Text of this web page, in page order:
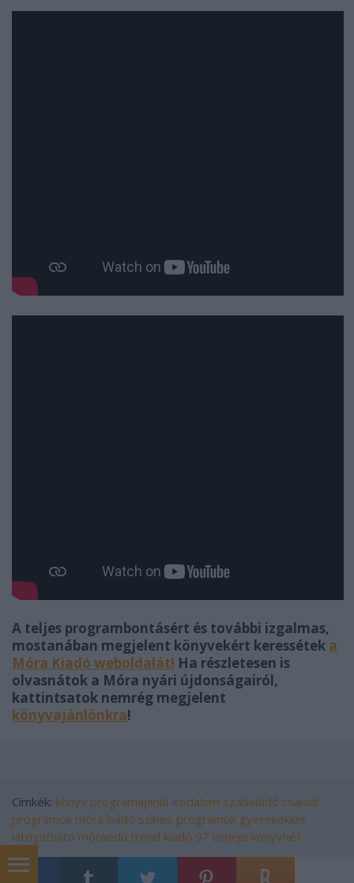
A teljes programbontásért és további izgalmas,
mostanában megjelent könyvekért keressétek a
Móra Kiadó weboldalát! Ha részletesen is
olvasnátok a Móra nyári újdonságairól,
kattintsatok nemrég megjelent
könyvajánlónkra!
Címkék: könyv programajánló irodalom szabadidő családi
programok móra kiadó színes programok gyerekekkel
látogatható móraedu trend kiadó 97 ünnepi könyvhét